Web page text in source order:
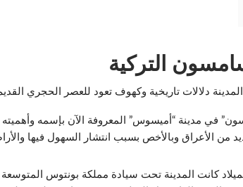
التركية
دلالات تاريخية وكهوف تعود للعصر الحجري
في مدينة “أميسوس” المعروفة الآن بإسمه وأهميته
من الأعراق وبالأخص بسبب انتشار السهول فيها
كانت المدينة تحت سيادة مملكة بونتوس